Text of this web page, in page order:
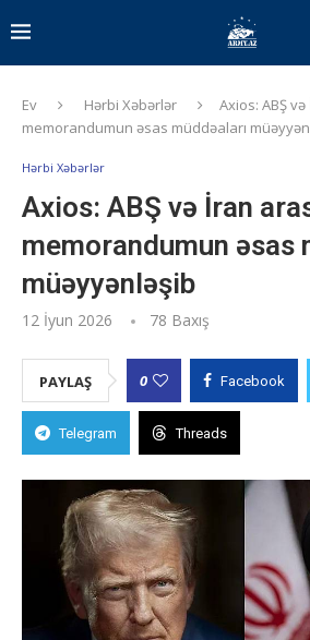
Ev Hərbi Xəbərlər
Axios: ABŞ
memorandumun əsas müddəaları
Hərbi Xəbərlər
Axios: ABŞ və İran
memorandumun əsas
müəyyənləşib
12 İyun 2026 78 Baxış
PAYLAŞ 0 Facebook
Telegram Threads